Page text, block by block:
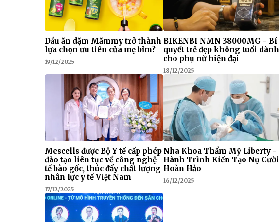
Dầu ăn dặm Mămmy trở thành
lựa chọn ưu tiên của mẹ bỉm?
19/12/2025
BIKENBI NMN 38000MG - Bí
quyết trẻ đẹp không tuổi dành
cho phụ nữ hiện đại
18/12/2025
Mescells được Bộ Y tế cấp phép
đào tạo liên tục về công nghệ
tế bào gốc, thúc đẩy chất lượng
nhân lực y tế Việt Nam
17/12/2025
Nha Khoa Thẩm Mỹ Liberty -
Hành Trình Kiến Tạo Nụ Cười
Hoàn Hảo
16/12/2025